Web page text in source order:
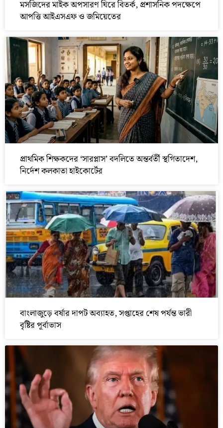
মসজিদের মাইক অপসারণ ঘিরে বিতর্ক, প্রশাসনিক পদক্ষেপে
আপত্তি আইএসএফ ও জমিয়েতের
প্রাথমিক শিক্ষকদের ‘সারপ্লাস’ বদলিতে অন্তর্বর্তী স্থগিতাদেশ,
নির্দেশ কলকাতা হাইকোর্টের
বাংলাজুড়ে বর্ষার দাপট অব্যাহত, সপ্তাহের শেষ পর্যন্ত ভারী
বৃষ্টির পূর্বাভাস